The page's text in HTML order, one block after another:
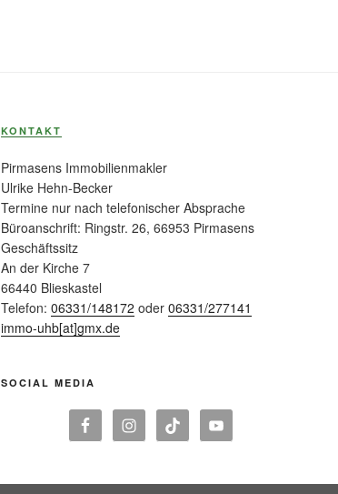
KONTAKT
Pirmasens Immobilienmakler
Ulrike Hehn-Becker
Termine nur nach telefonischer Absprache
Büroanschrift: Ringstr. 26, 66953 Pirmasens
Geschäftssitz
An der Kirche 7
66440 Blieskastel
Telefon: 06331/148172 oder 06331/277141
immo-uhb[at]gmx.de
SOCIAL MEDIA